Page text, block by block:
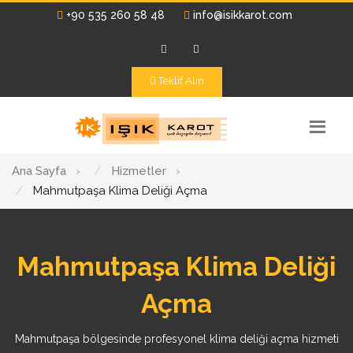
+90 535 260 58 48 info@isikkarot.com
Teklif Alın
Ana Sayfa › Hizmetler
›
Mahmutpaşa Klima Deliği Açma
Mahmutpaşa Klima Deliği
Açma
Mahmutpaşa bölgesinde profesyonel klima deliği açma hizmeti